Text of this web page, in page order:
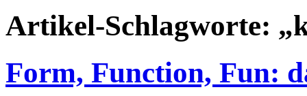
Artikel-Schlagworte:
Form, Function, Fun: